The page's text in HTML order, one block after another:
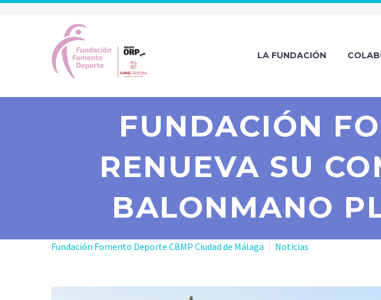
LA FUNDACIÓN
FUNDACIÓN
RENUEVA SU
BALONMANO
Fundación Fomento Deporte CBMP Ciudad de Málaga Noticias